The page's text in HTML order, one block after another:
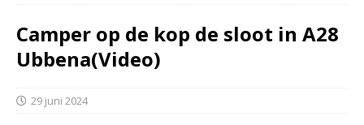
Camper op de kop de sloot in A28
Ubbena(Video)
29 juni 2024